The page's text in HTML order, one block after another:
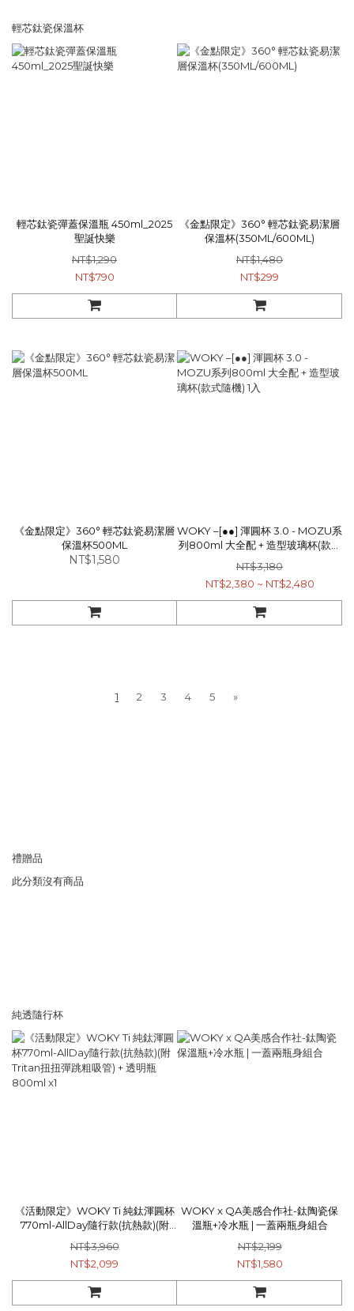
輕芯鈦瓷保溫杯
輕芯鈦瓷彈蓋保溫瓶 450ml_2025
聖誕快樂
NT$1,290
NT$790
《金點限定》360° 輕芯鈦瓷易潔層
保溫杯(350ML/600ML)
NT$1,480
NT$299
《金點限定》360° 輕芯鈦瓷易潔層
保溫杯500ML
NT$1,580
WOKY –[●●] 渾圓杯 3.0 - MOZU系
列800ml 大全配 + 造型玻璃杯(款式
隨機) 1入
NT$3,180
NT$2,380 ~ NT$2,480
1 2 3 4 5 »
禮贈品
此分類沒有商品
純透隨行杯
《活動限定》WOKY Ti 純鈦渾圓杯
770ml-AllDay隨行款(抗熱款)(附
Tritan扭扭彈跳粗吸管) + 透明瓶
800ml x1
NT$3,960
NT$2,099
WOKY x QA美感合作社-鈦陶瓷保
溫瓶+冷水瓶 | 一蓋兩瓶身組合
NT$2,199
NT$1,580